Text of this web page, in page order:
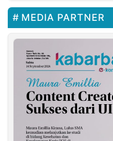
MEDIA PARTNER